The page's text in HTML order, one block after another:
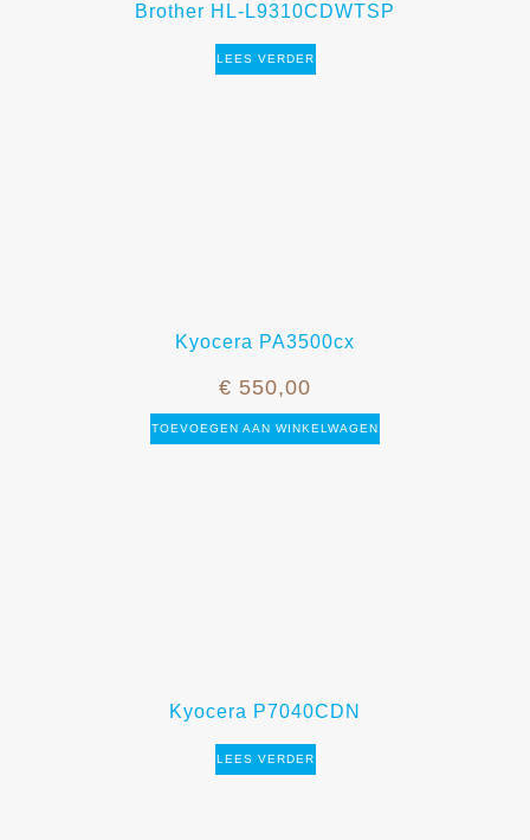
Brother HL-L9310CDWTSP
LEES VERDER
Kyocera PA3500cx
€ 550,00
TOEVOEGEN AAN WINKELWAGEN
Kyocera P7040CDN
LEES VERDER